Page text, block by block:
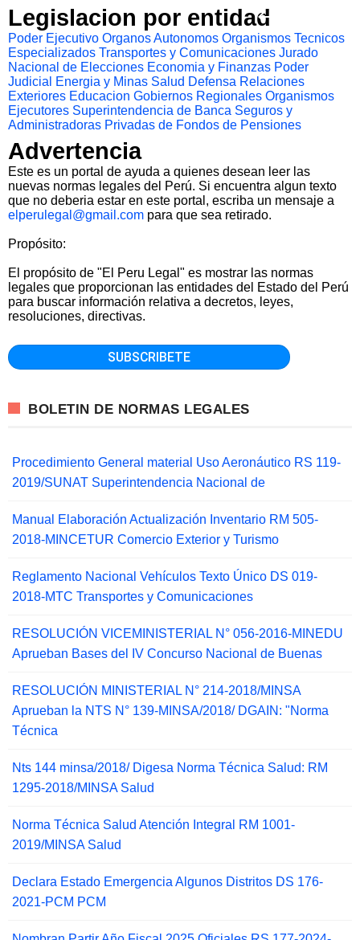
Legislacion por entidad
Poder Ejecutivo Organos Autonomos Organismos Tecnicos
Especializados Transportes y Comunicaciones Jurado
Nacional de Elecciones Economia y Finanzas Poder
Judicial
Energia y Minas Salud Defensa Relaciones
Exteriores Educacion Gobiernos Regionales Organismos
Ejecutores Superintendencia de Banca Seguros y
Administradoras Privadas de Fondos de Pensiones
Advertencia
Este es un portal de ayuda a quienes desean leer las
nuevas normas legales del Perú. Si encuentra algun texto
que no deberia estar en este portal, escriba un mensaje a
elperulegal@gmail.com para que sea retirado.
Propósito:
El propósito de "El Peru Legal" es mostrar las normas
legales que proporcionan las entidades del Estado del Perú
para buscar información relativa a decretos, leyes,
resoluciones, directivas.
BOLETIN DE NORMAS LEGALES
Procedimiento General material Uso Aeronáutico RS 119-
2019/SUNAT Superintendencia Nacional de
Manual Elaboración Actualización Inventario RM 505-
2018-MINCETUR Comercio Exterior y Turismo
Reglamento Nacional Vehículos Texto Único DS 019-
2018-MTC Transportes y Comunicaciones
RESOLUCIÓN VICEMINISTERIAL N° 056-2016-MINEDU
Aprueban Bases del IV Concurso Nacional de Buenas
RESOLUCIÓN MINISTERIAL N° 214-2018/MINSA
Aprueban la NTS N° 139-MINSA/2018/ DGAIN: "Norma
Técnica
Nts 144 minsa/2018/ Digesa Norma Técnica Salud: RM
1295-2018/MINSA Salud
Norma Técnica Salud Atención Integral RM 1001-
2019/MINSA Salud
Declara Estado Emergencia Algunos Distritos DS 176-
2021-PCM PCM